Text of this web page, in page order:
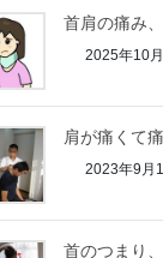
首肩の痛み
2025年10
肩が痛くて
2023年9月
首のつまり